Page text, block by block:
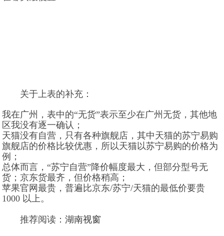
关于上表的补充：
我在广州，表中的“无货”表示至少在广州无货，其他地
区我没有逐一确认；
天猫没有自营，只有各种旗舰店，其中天猫的苏宁易购
旗舰店的价格比较优惠，所以天猫以苏宁易购的价格为
例；
总体而言，“苏宁自营”降价幅度最大，但部分型号无
货；京东货最齐，但价格稍高；
苹果官网最贵，普遍比京东/苏宁/天猫的最低价要贵
1000 以上。
推荐阅读：湖南视窗